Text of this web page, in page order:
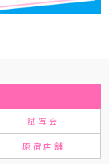
試写会
原宿店舗